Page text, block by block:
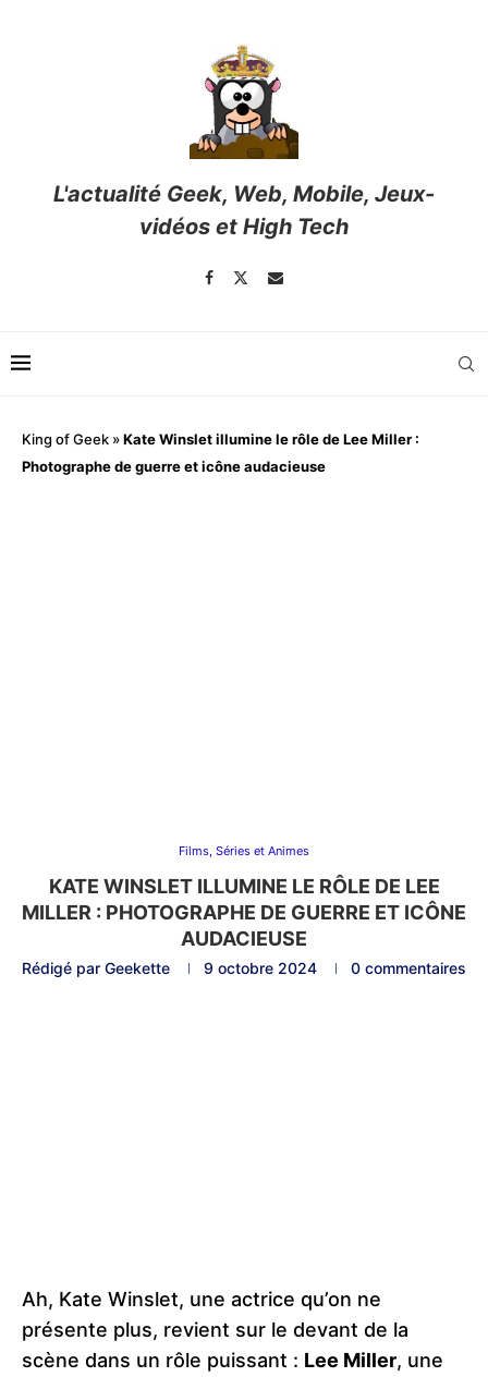
L'actualité Geek, Web, Mobile, Jeux-
vidéos et High Tech
King of Geek »Kate Winslet illumine le rôle de Lee Miller :
Photographe de guerre et icône audacieuse
Films, Séries et Animes
KATE WINSLET ILLUMINE LE RÔLE DE LEE
MILLER : PHOTOGRAPHE DE GUERRE ET ICÔNE
AUDACIEUSE
Rédigé par Geekette 9 octobre 2024 0 commentaires
Ah, Kate Winslet, une actrice qu’on ne
présente plus, revient sur le devant de la
scène dans un rôle puissant : Lee Miller, une